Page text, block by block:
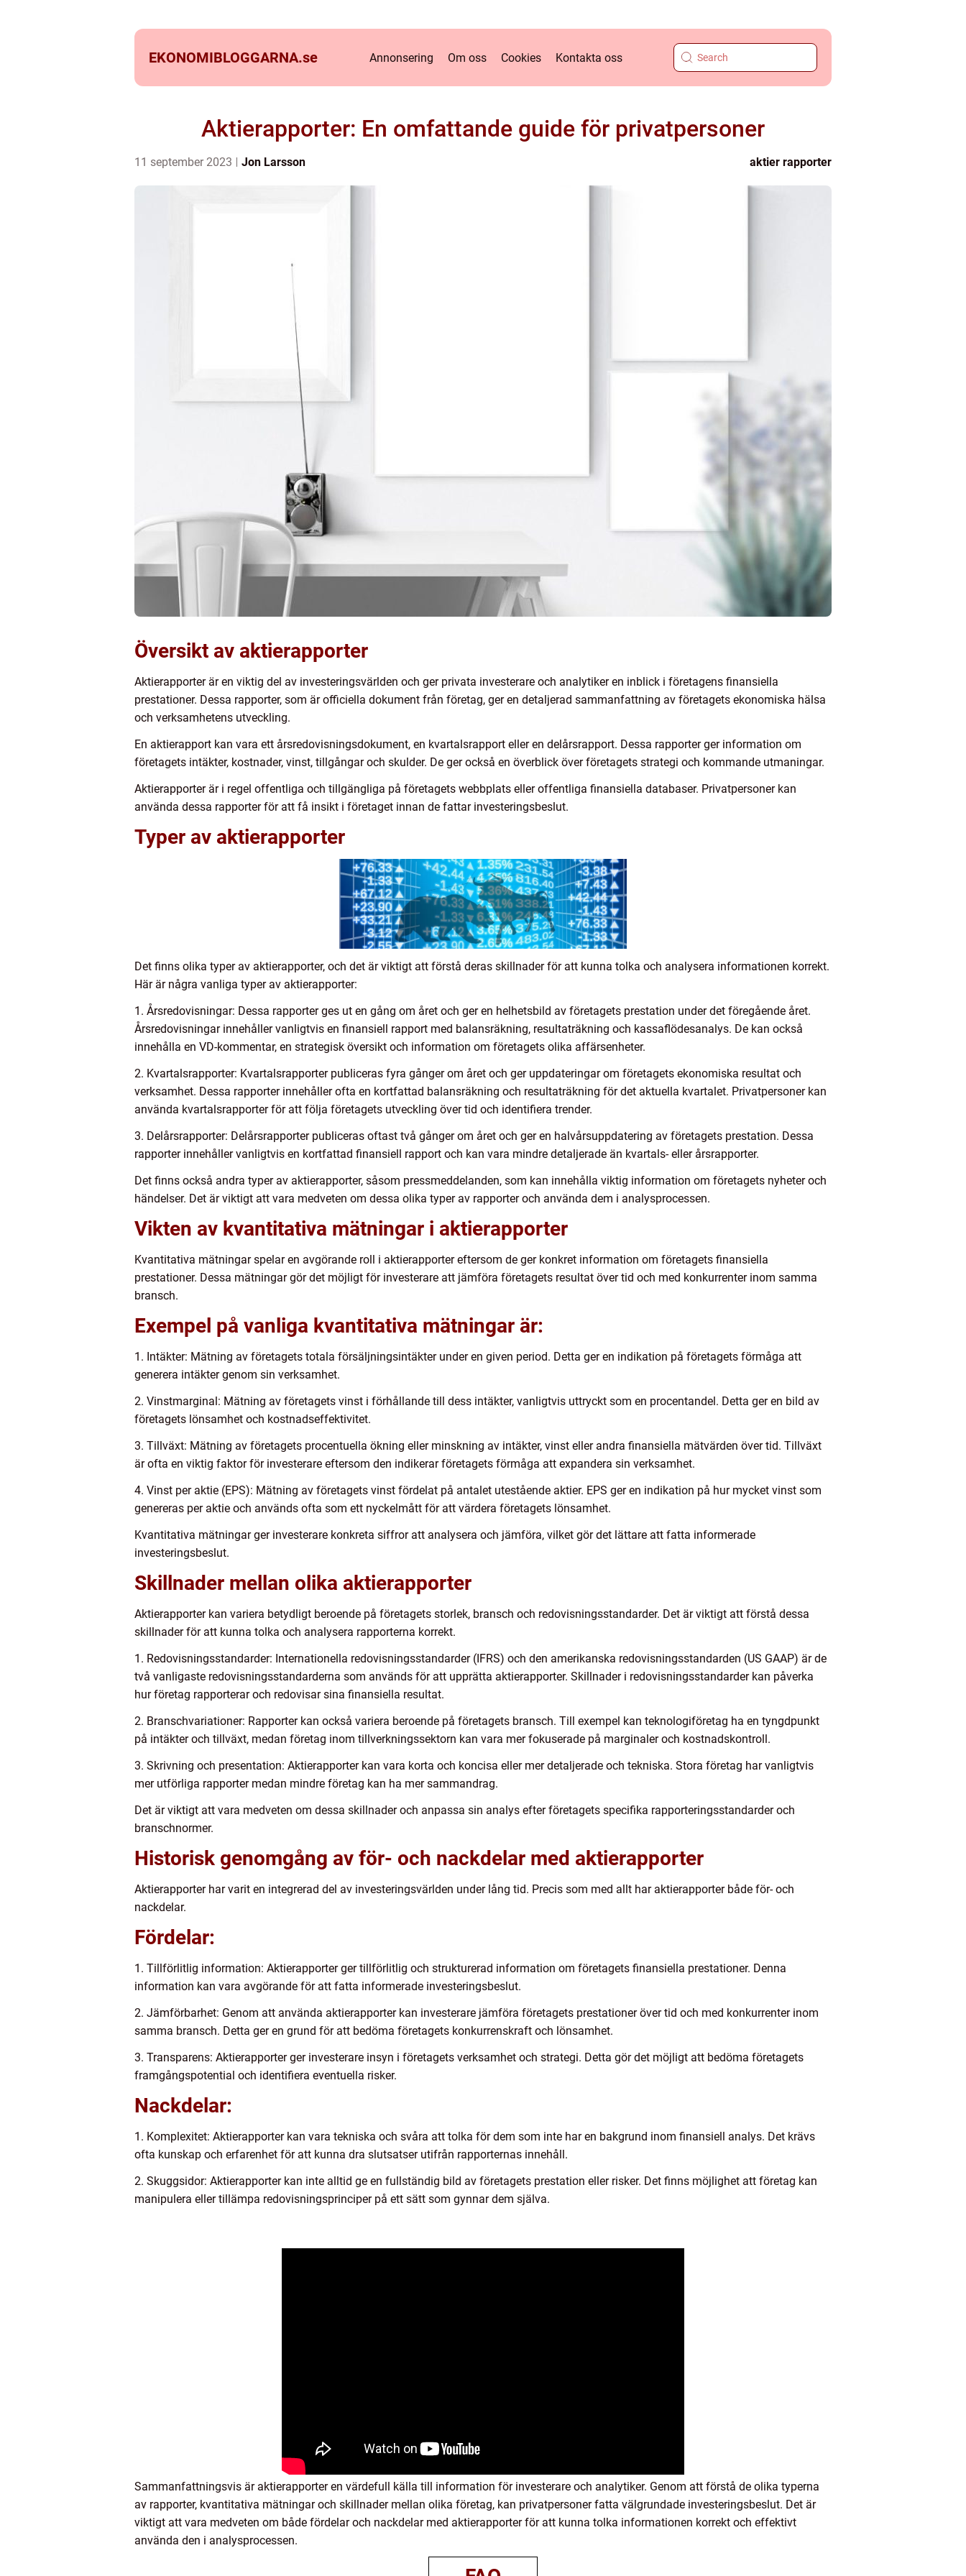
EKONOMIBLOGGARNA.se Annonsering Om oss Cookies Kontakta oss
Aktierapporter: En omfattande guide för privatpersoner
11 september 2023 Jon Larsson aktier rapporter
Översikt av aktierapporter
Aktierapporter är en viktig del av investeringsvärlden och ger privata investerare och analytiker en inblick i företagens finansiella
prestationer. Dessa rapporter, som är officiella dokument från företag, ger en detaljerad sammanfattning av företagets ekonomiska hälsa
och verksamhetens utveckling.
En aktierapport kan vara ett årsredovisningsdokument, en kvartalsrapport eller en delårsrapport. Dessa rapporter ger information om
företagets intäkter, kostnader, vinst, tillgångar och skulder. De ger också en överblick över företagets strategi och kommande utmaningar.
Aktierapporter är i regel offentliga och tillgängliga på företagets webbplats eller offentliga finansiella databaser. Privatpersoner kan
använda dessa rapporter för att få insikt i företaget innan de fattar investeringsbeslut.
Typer av aktierapporter
Det finns olika typer av aktierapporter, och det är viktigt att förstå deras skillnader för att kunna tolka och analysera informationen korrekt.
Här är några vanliga typer av aktierapporter:
1. Årsredovisningar: Dessa rapporter ges ut en gång om året och ger en helhetsbild av företagets prestation under det föregående året.
Årsredovisningar innehåller vanligtvis en finansiell rapport med balansräkning, resultaträkning och kassaflödesanalys. De kan också
innehålla en VD-kommentar, en strategisk översikt och information om företagets olika affärsenheter.
2. Kvartalsrapporter: Kvartalsrapporter publiceras fyra gånger om året och ger uppdateringar om företagets ekonomiska resultat och
verksamhet. Dessa rapporter innehåller ofta en kortfattad balansräkning och resultaträkning för det aktuella kvartalet. Privatpersoner kan
använda kvartalsrapporter för att följa företagets utveckling över tid och identifiera trender.
3. Delårsrapporter: Delårsrapporter publiceras oftast två gånger om året och ger en halvårsuppdatering av företagets prestation. Dessa
rapporter innehåller vanligtvis en kortfattad finansiell rapport och kan vara mindre detaljerade än kvartals- eller årsrapporter.
Det finns också andra typer av aktierapporter, såsom pressmeddelanden, som kan innehålla viktig information om företagets nyheter och
händelser. Det är viktigt att vara medveten om dessa olika typer av rapporter och använda dem i analysprocessen.
Vikten av kvantitativa mätningar i aktierapporter
Kvantitativa mätningar spelar en avgörande roll i aktierapporter eftersom de ger konkret information om företagets finansiella
prestationer. Dessa mätningar gör det möjligt för investerare att jämföra företagets resultat över tid och med konkurrenter inom samma
bransch.
Exempel på vanliga kvantitativa mätningar är:
1. Intäkter: Mätning av företagets totala försäljningsintäkter under en given period. Detta ger en indikation på företagets förmåga att
generera intäkter genom sin verksamhet.
2. Vinstmarginal: Mätning av företagets vinst i förhållande till dess intäkter, vanligtvis uttryckt som en procentandel. Detta ger en bild av
företagets lönsamhet och kostnadseffektivitet.
3. Tillväxt: Mätning av företagets procentuella ökning eller minskning av intäkter, vinst eller andra finansiella mätvärden över tid. Tillväxt
är ofta en viktig faktor för investerare eftersom den indikerar företagets förmåga att expandera sin verksamhet.
4. Vinst per aktie (EPS): Mätning av företagets vinst fördelat på antalet utestående aktier. EPS ger en indikation på hur mycket vinst som
genereras per aktie och används ofta som ett nyckelmått för att värdera företagets lönsamhet.
Kvantitativa mätningar ger investerare konkreta siffror att analysera och jämföra, vilket gör det lättare att fatta informerade
investeringsbeslut.
Skillnader mellan olika aktierapporter
Aktierapporter kan variera betydligt beroende på företagets storlek, bransch och redovisningsstandarder. Det är viktigt att förstå dessa
skillnader för att kunna tolka och analysera rapporterna korrekt.
1. Redovisningsstandarder: Internationella redovisningsstandarder (IFRS) och den amerikanska redovisningsstandarden (US GAAP) är de
två vanligaste redovisningsstandarderna som används för att upprätta aktierapporter. Skillnader i redovisningsstandarder kan påverka
hur företag rapporterar och redovisar sina finansiella resultat.
2. Branschvariationer: Rapporter kan också variera beroende på företagets bransch. Till exempel kan teknologiföretag ha en tyngdpunkt
på intäkter och tillväxt, medan företag inom tillverkningssektorn kan vara mer fokuserade på marginaler och kostnadskontroll.
3. Skrivning och presentation: Aktierapporter kan vara korta och koncisa eller mer detaljerade och tekniska. Stora företag har vanligtvis
mer utförliga rapporter medan mindre företag kan ha mer sammandrag.
Det är viktigt att vara medveten om dessa skillnader och anpassa sin analys efter företagets specifika rapporteringsstandarder och
branschnormer.
Historisk genomgång av för- och nackdelar med aktierapporter
Aktierapporter har varit en integrerad del av investeringsvärlden under lång tid. Precis som med allt har aktierapporter både för- och
nackdelar.
Fördelar:
1. Tillförlitlig information: Aktierapporter ger tillförlitlig och strukturerad information om företagets finansiella prestationer. Denna
information kan vara avgörande för att fatta informerade investeringsbeslut.
2. Jämförbarhet: Genom att använda aktierapporter kan investerare jämföra företagets prestationer över tid och med konkurrenter inom
samma bransch. Detta ger en grund för att bedöma företagets konkurrenskraft och lönsamhet.
3. Transparens: Aktierapporter ger investerare insyn i företagets verksamhet och strategi. Detta gör det möjligt att bedöma företagets
framgångspotential och identifiera eventuella risker.
Nackdelar:
1. Komplexitet: Aktierapporter kan vara tekniska och svåra att tolka för dem som inte har en bakgrund inom finansiell analys. Det krävs
ofta kunskap och erfarenhet för att kunna dra slutsatser utifrån rapporternas innehåll.
2. Skuggsidor: Aktierapporter kan inte alltid ge en fullständig bild av företagets prestation eller risker. Det finns möjlighet att företag kan
manipulera eller tillämpa redovisningsprinciper på ett sätt som gynnar dem själva.
Sammanfattningsvis är aktierapporter en värdefull källa till information för investerare och analytiker. Genom att förstå de olika typerna
av rapporter, kvantitativa mätningar och skillnader mellan olika företag, kan privatpersoner fatta välgrundade investeringsbeslut. Det är
viktigt att vara medveten om både fördelar och nackdelar med aktierapporter för att kunna tolka informationen korrekt och effektivt
använda den i analysprocessen.